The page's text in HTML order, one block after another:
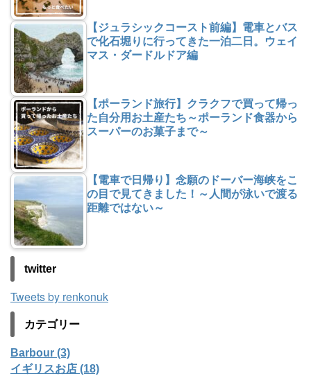
【ジュラシックコースト前編】電車とバス
で化石堀りに行ってきた一泊二日。ウェイ
マス・ダードルドア編
【ポーランド旅行】クラクフで買って帰っ
た自分用お土産たち～ポーランド食器から
スーパーのお菓子まで～
【電車で日帰り】念願のドーバー海峡をこ
の目で見てきました！～人間が泳いで渡る
距離ではない～
twitter
Tweets by renkonuk
カテゴリー
Barbour (3)
イギリスお店 (18)